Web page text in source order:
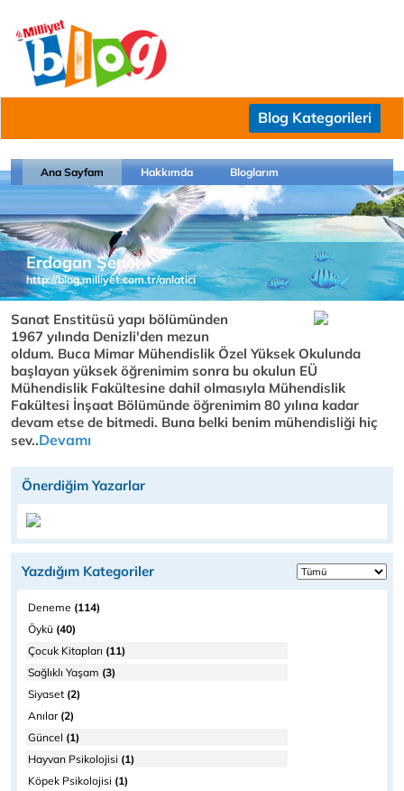
Blog Kategorileri
Ana Sayfam Hakkımda Bloglarım
Erdogan Şenel
http://blog.milliyet.com.tr/anlatici
Sanat Enstitüsü yapı bölümünden
1967 yılında Denizli'den mezun
oldum. Buca Mimar Mühendislik Özel Yüksek Okulunda
başlayan yüksek öğrenimim sonra bu okulun EÜ
Mühendislik Fakültesine dahil olmasıyla Mühendislik
Fakültesi İnşaat Bölümünde öğrenimim 80 yılına kadar
devam etse de bitmedi. Buna belki benim mühendisliği hiç
sev..Devamı
Önerdiğim Yazarlar
Yazdığım Kategoriler
Deneme (114)
Öykü (40)
Çocuk Kitapları (11)
Sağlıklı Yaşam (3)
Siyaset (2)
Anılar(2)
Güncel (1)
Hayvan Psikolojisi (1)
Köpek Psikolojisi (1)